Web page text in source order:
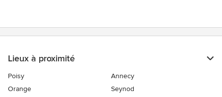
Lieux à proximité
Poisy
Annecy
Orange
Seynod